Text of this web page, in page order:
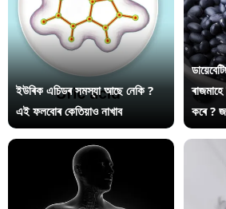
ইউৰিক এচিডৰ সমস্যা আছে নেকি ?
এই ফলবোৰ কেতিয়াও নাখাব
কৰে ?